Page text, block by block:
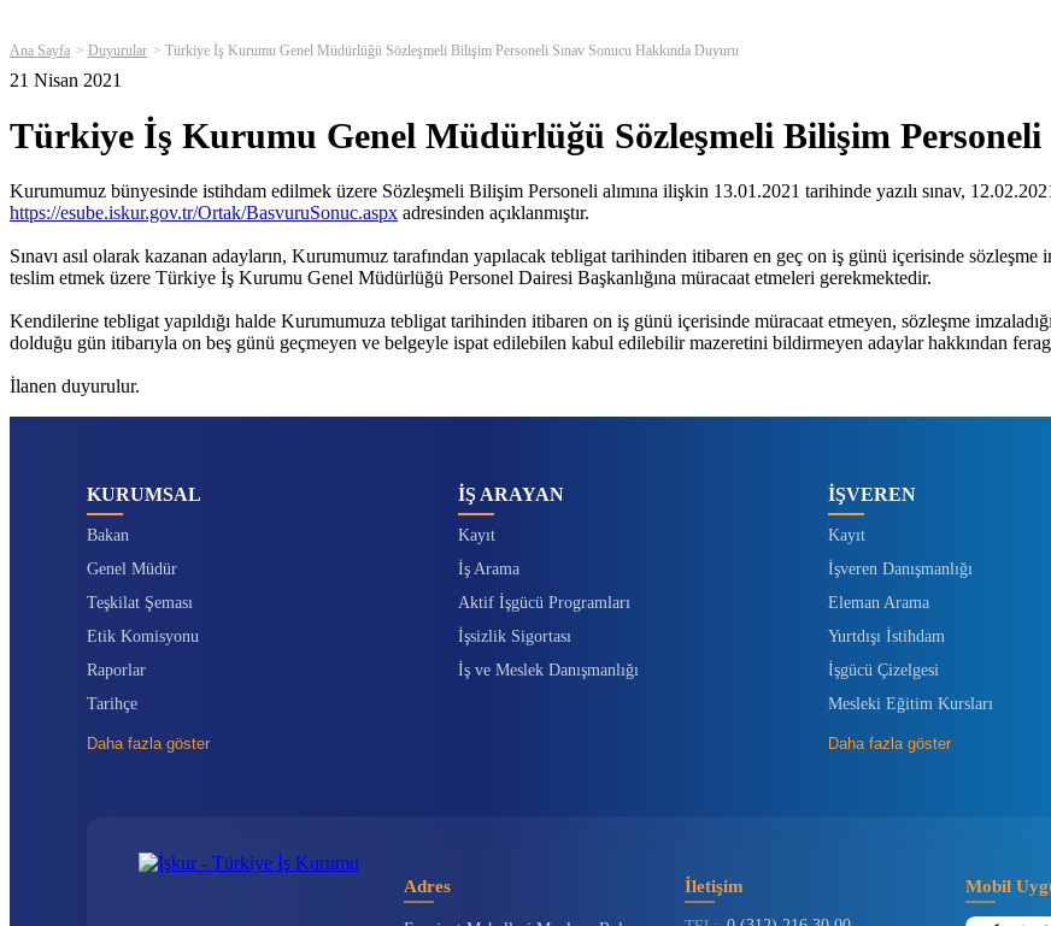
Ana Sayfa Duyurular Türkiye İş Kurumu Genel Müdürlüğü Sözleşmeli Bilişim Personeli Sınav Sonucu Hakkında Duyuru
21 Nisan 2021
Türkiye İş Kurumu Genel Müdürlüğü Sözleşmeli Bilişim Personeli
Kurumumuz bünyesinde istihdam edilmek üzere Sözleşmeli Bilişim Personeli alımına ilişkin 13.01.2021 tarihinde yazılı sınav,
https://esube.iskur.gov.tr/Ortak/BasvuruSonuc.aspx adresinden açıklanmıştır.
Sınavı asıl olarak kazanan adayların, Kurumumuz tarafından yapılacak tebligat tarihinden itibaren en geç on iş günü içerisinde
teslim etmek üzere Türkiye İş Kurumu Genel Müdürlüğü Personel Dairesi Başkanlığına müracaat etmeleri gerekmektedir.
Kendilerine tebligat yapıldığı halde Kurumumuza tebligat tarihinden itibaren on iş günü içerisinde müracaat etmeyen, sözleşme
dolduğu gün itibarıyla on beş günü geçmeyen ve belgeyle ispat edilebilen kabul edilebilir mazeretini bildirmeyen adaylar hakkından
İlanen duyurulur.
KURUMSAL
Bakan
Genel Müdür
Teşkilat Şeması
Etik Komisyonu
Raporlar
Tarihçe
Daha fazla göster
İŞ ARAYAN
Kayıt
İş Arama
Aktif İşgücü Programları
İşsizlik Sigortası
İş ve Meslek Danışmanlığı
İŞVEREN
Kayıt
İşveren Danışmanlığı
Eleman Arama
Yurtdışı İstihdam
İşgücü Çizelgesi
Mesleki Eğitim Kursları
Daha fazla göster
Adres İletişim Mobil